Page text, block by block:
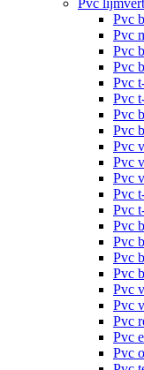
Pvc
Pvc
Pvc
Pvc
Pvc
Pvc
Pvc
Pvc
Pvc
Pvc
Pvc
Pvc
Pvc
Pvc
Pvc
Pvc
Pvc
Pvc
Pvc
Pvc
Pvc
Pvc
Pvc